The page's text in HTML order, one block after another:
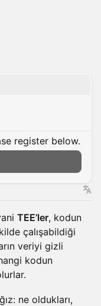
register below.
TEE’ler, kodun
çalışabildiği
veriyi gizli
kodun
ne oldukları,